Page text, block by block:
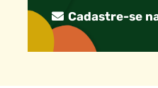
Cadastre-se